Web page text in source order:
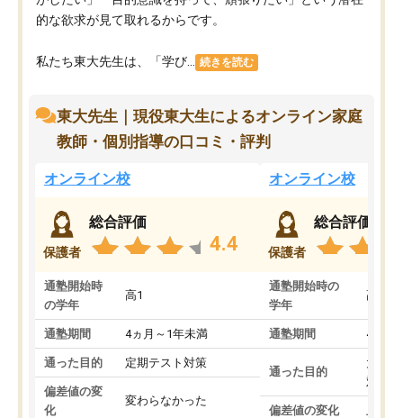
的な欲求が見て取れるからです。
私たち東大先生は、「学び... 続きを読む
東大先生｜現役東大生によるオンライン家庭
教師・個別指導の口コミ・評判
オンライン校
保護者
総合評価
4.4
通塾開始時
の学年
高1
通塾期間 4ヵ月～1年未満
通った目的 定期テスト対策
偏差値の変
化
変わらなかった
オンライン校
保護者
総合評価
通塾開始時の
学年
高3
通塾期間 4ヵ月
通った目的
大学
対策
偏差値の変化